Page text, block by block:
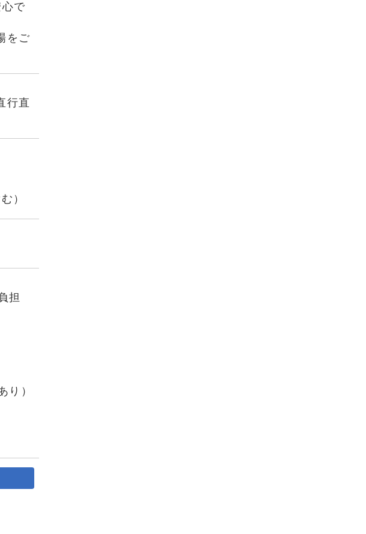
で
をご
行直
）
担
り）